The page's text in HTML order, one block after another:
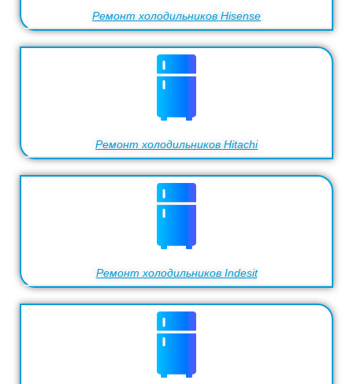
Ремонт холодильников Hisense
Ремонт холодильников Hitachi
Ремонт холодильников Indesit